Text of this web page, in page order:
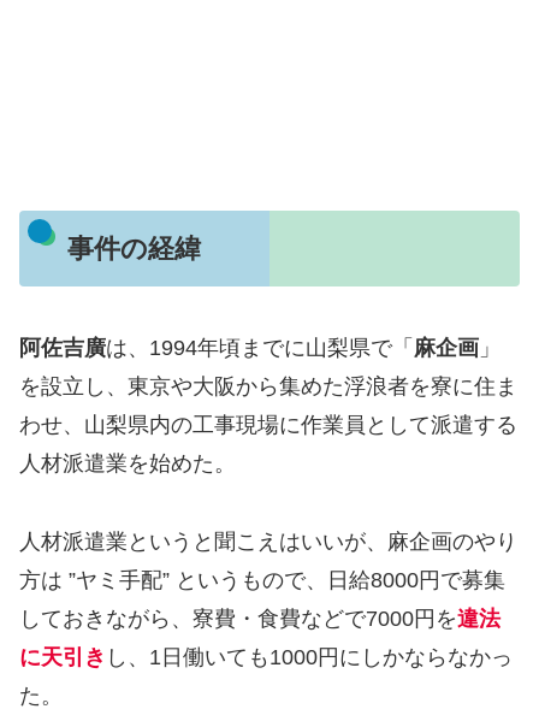
事件の経緯
阿佐吉廣は、1994年頃までに山梨県で「 麻企画 」
を設立し、東京や大阪から集めた浮浪者を寮に住ま
わせ、山梨県内の工事現場に作業員として派遣する
人材派遣業を始めた。
人材派遣業というと聞こえはいいが、麻企画のやり
方は ”ヤミ手配” というもので、日給8000円で募集
しておきながら、寮費・食費などで7000円を違法
に天引き し、1日働いても1000円にしかならなかっ
た。